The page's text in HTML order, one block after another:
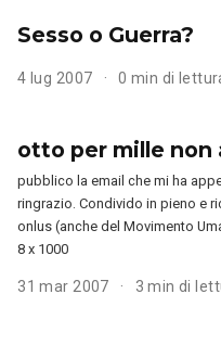
Sesso o Guerra?
4 lug 2007 0 min di
otto per mille non
pubblico la email che mi ha
ringrazio. Condivido in pieno e
onlus (anche del Movimento
8 x 1000
31 mar 2007 3 min di